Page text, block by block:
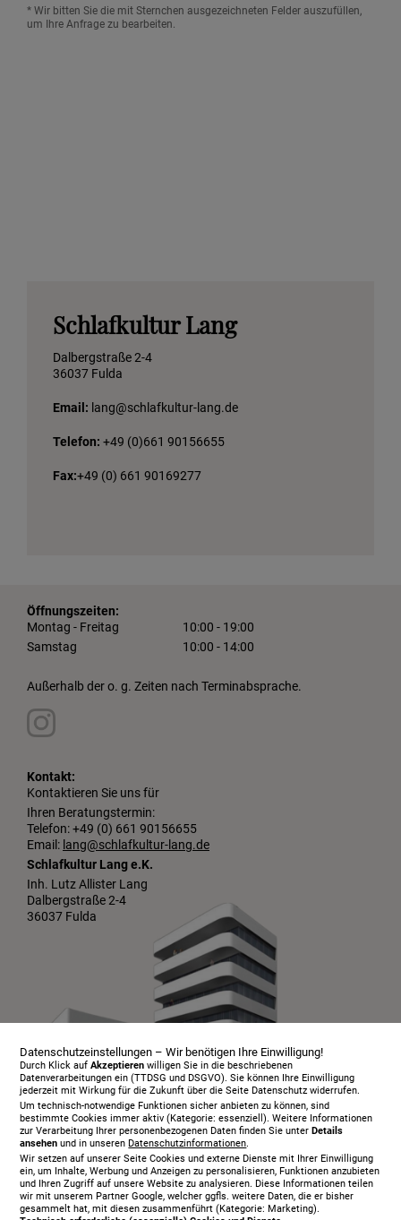
* Wir bitten Sie die mit Sternchen ausgezeichneten Felder auszufüllen,
um Ihre Anfrage zu bearbeiten.
Schlafkultur Lang
Dalbergstraße 2-4
36037 Fulda
Email: lang@schlafkultur-lang.de
Telefon: +49 (0)661 90156655
Fax:+49 (0) 661 90169277
Öffnungszeiten:
Montag - Freitag
10:00 - 19:00
Samstag
10:00 - 14:00
Außerhalb der o. g. Zeiten nach Terminabsprache.
Kontakt:
Kontaktieren Sie uns für
Ihren Beratungstermin:
Telefon: +49 (0) 661 90156655
Email: lang@schlafkultur-lang.de
Schlafkultur Lang e.K.
Inh. Lutz Allister Lang
Dalbergstraße 2-4
36037 Fulda
Infopaket
Über uns
Serviceangebot
Datenschutzeinstellungen – Wir benötigen Ihre Einwilligung!
Durch Klick aufAkzeptieren willigen Sie in die beschriebenen
Datenverarbeitungen ein (TTDSG und DSGVO). Sie können Ihre Einwilligung
jederzeit mit Wirkung für die Zukunft über die Seite Datenschutz widerrufen.
Um technisch-notwendige Funktionen sicher anbieten zu können, sind
bestimmte Cookies immer aktiv (Kategorie: essenziell). Weitere Informationen
zur Verarbeitung Ihrer personenbezogenen Daten finden Sie unterDetails
ansehen und in unserenDatenschutzinformationen.
Wir setzen auf unserer Seite Cookies und externe Dienste mit Ihrer Einwilligung
ein, um Inhalte, Werbung und Anzeigen zu personalisieren, Funktionen anzubieten
und Ihren Zugriff auf unsere Website zu analysieren. Diese Informationen teilen
wir mit unserem Partner Google, welcher ggfls. weitere Daten, die er bisher
gesammelt hat, mit diesen zusammenführt (Kategorie: Marketing).